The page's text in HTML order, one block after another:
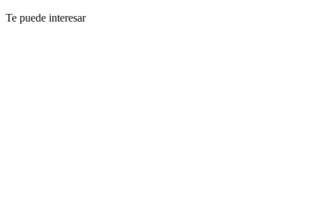
Te puede interesar